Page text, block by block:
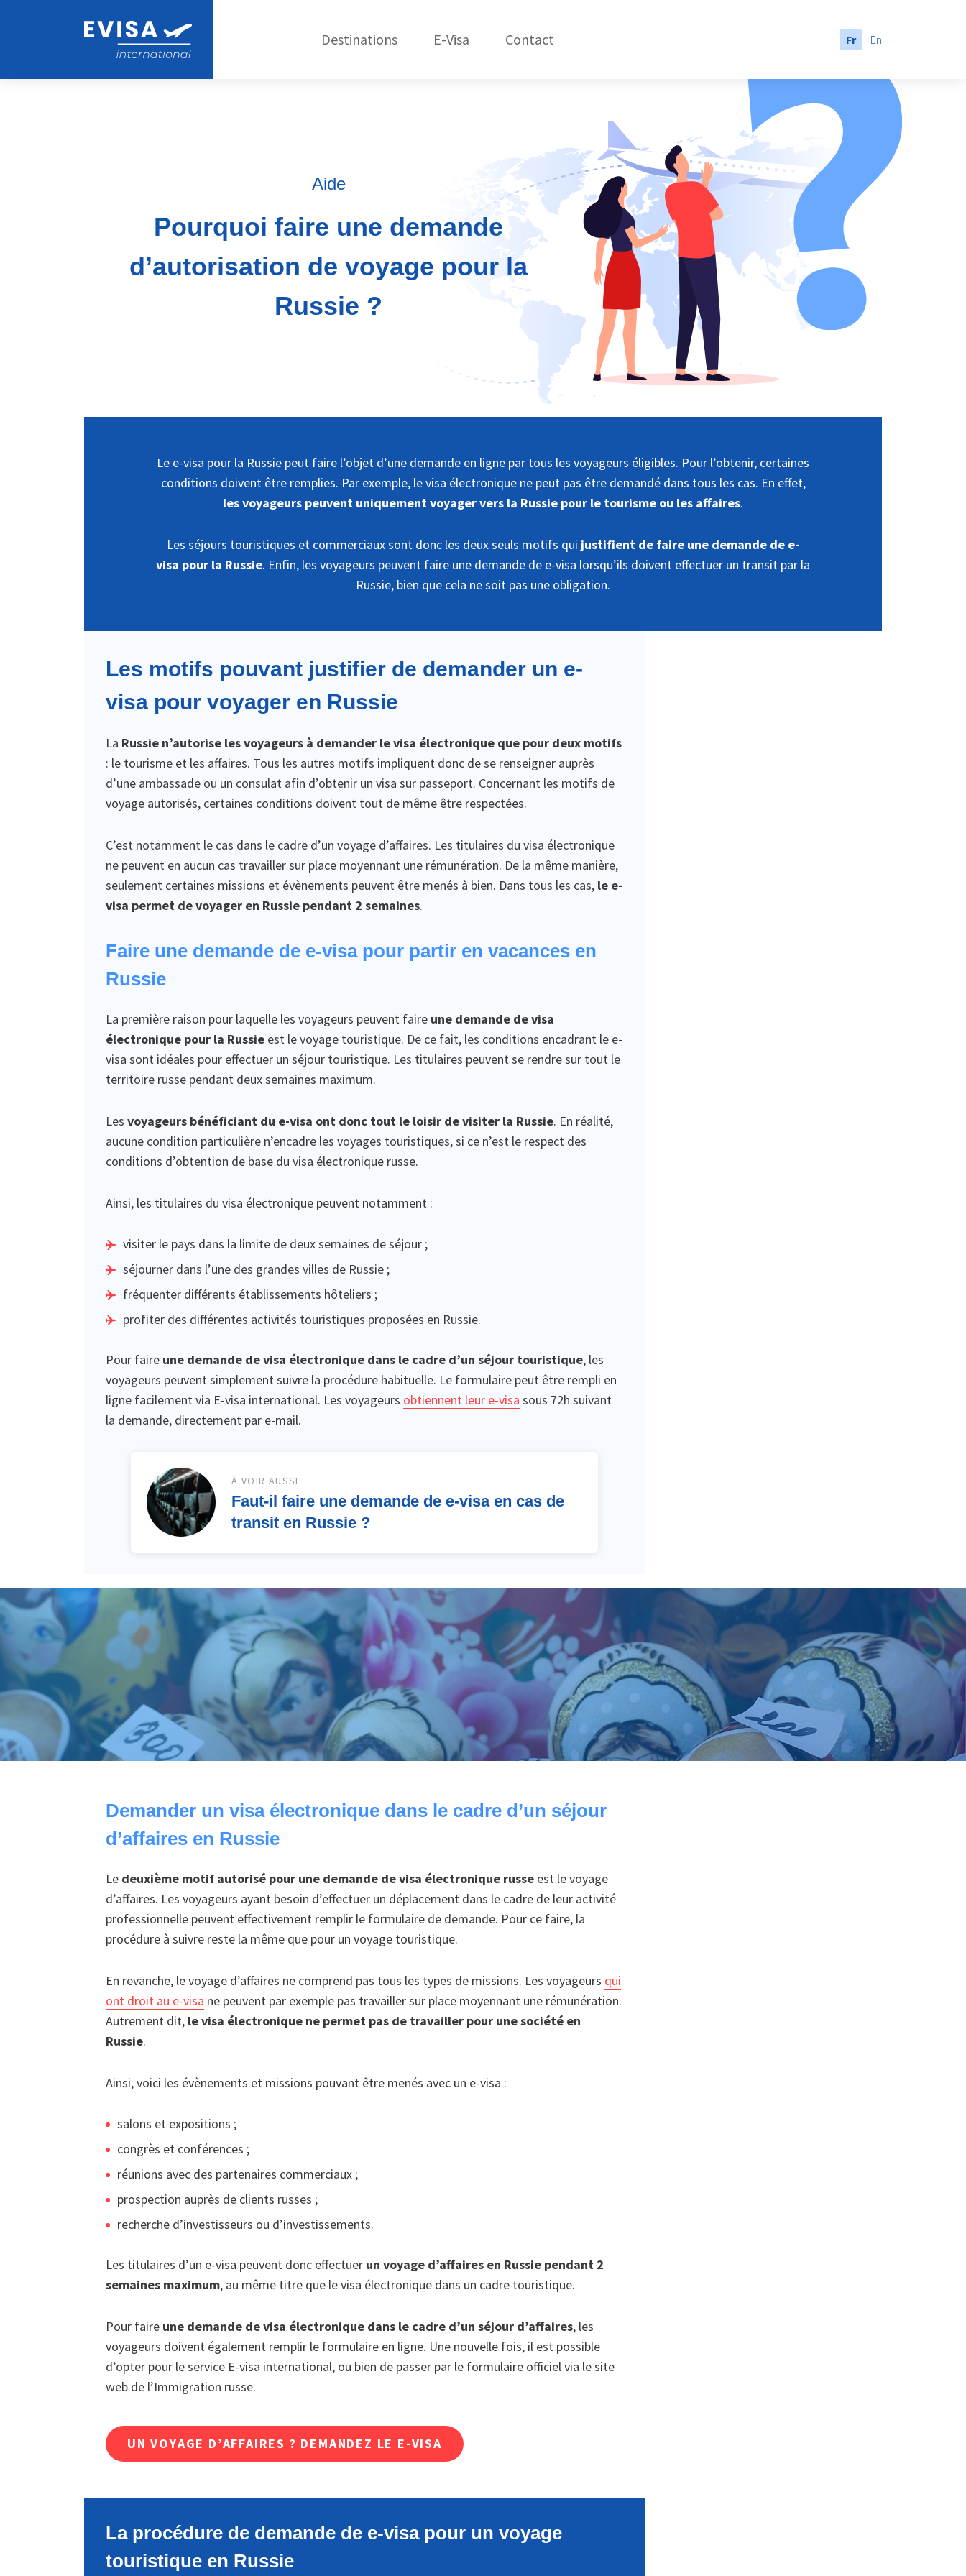
Destinations
Afrique
Océanie
Europe
République Dom.
E-Visa Contact Fr En
Aide
Pourquoi faire une demande
d’autorisation de voyage pour la
Russie ?
Le e-visa pour la Russie peut faire l’objet d’une demande en ligne par tous les voyageurs éligibles. Pour l’obtenir, certaines
conditions doivent être remplies. Par exemple, le visa électronique ne peut pas être demandé dans tous les cas. En effet,
les voyageurs peuvent uniquement voyager vers la Russie pour le tourisme ou les affaires.
Les séjours touristiques et commerciaux sont donc les deux seuls motifs qui justifient de faire une demande de e-
visa pour la Russie. Enfin, les voyageurs peuvent faire une demande de e-visa lorsqu’ils doivent effectuer un transit par la
Russie, bien que cela ne soit pas une obligation.
Les motifs pouvant justifier de demander un e-
visa pour voyager en Russie
La Russie n’autorise les voyageurs à demander le visa électronique que pour deux motifs
: le tourisme et les affaires. Tous les autres motifs impliquent donc de se renseigner auprès
d’une ambassade ou un consulat afin d’obtenir un visa sur passeport. Concernant les motifs de
voyage autorisés, certaines conditions doivent tout de même être respectées.
C’est notamment le cas dans le cadre d’un voyage d’affaires. Les titulaires du visa électronique
ne peuvent en aucun cas travailler sur place moyennant une rémunération. De la même manière,
seulement certaines missions et évènements peuvent être menés à bien. Dans tous les cas, le e-
visa permet de voyager en Russie pendant 2 semaines.
Faire une demande de e-visa pour partir en vacances en
Russie
La première raison pour laquelle les voyageurs peuvent faire une demande de visa
électronique pour la Russie est le voyage touristique. De ce fait, les conditions encadrant le e-
visa sont idéales pour effectuer un séjour touristique. Les titulaires peuvent se rendre sur tout le
territoire russe pendant deux semaines maximum.
Les voyageurs bénéficiant du e-visa ont donc tout le loisir de visiter la Russie. En réalité,
aucune condition particulière n’encadre les voyages touristiques, si ce n’est le respect des
conditions d’obtention de base du visa électronique russe.
Ainsi, les titulaires du visa électronique peuvent notamment :
visiter le pays dans la limite de deux semaines de séjour ;
séjourner dans l’une des grandes villes de Russie ;
fréquenter différents établissements hôteliers ;
profiter des différentes activités touristiques proposées en Russie.
Pour faire une demande de visa électronique dans le cadre d’un séjour touristique, les
voyageurs peuvent simplement suivre la procédure habituelle. Le formulaire peut être rempli en
ligne facilement via E-visa international. Les voyageurs obtiennent leur e-visa sous 72h suivant
la demande, directement par e-mail.
À VOIR AUSSI
Faut-il faire une demande de e-visa en cas de
transit en Russie ?
Demander un visa électronique dans le cadre d’un séjour
d’affaires en Russie
Le deuxième motif autorisé pour une demande de visa électronique russe est le voyage
d’affaires. Les voyageurs ayant besoin d’effectuer un déplacement dans le cadre de leur activité
professionnelle peuvent effectivement remplir le formulaire de demande. Pour ce faire, la
procédure à suivre reste la même que pour un voyage touristique.
En revanche, le voyage d’affaires ne comprend pas tous les types de missions. Les voyageurs qui
ont droit au e-visa ne peuvent par exemple pas travailler sur place moyennant une rémunération.
Autrement dit, le visa électronique ne permet pas de travailler pour une société en
Russie.
Ainsi, voici les évènements et missions pouvant être menés avec un e-visa :
salons et expositions ;
congrès et conférences ;
réunions avec des partenaires commerciaux ;
prospection auprès de clients russes ;
recherche d’investisseurs ou d’investissements.
Les titulaires d’un e-visa peuvent donc effectuer un voyage d’affaires en Russie pendant 2
semaines maximum, au même titre que le visa électronique dans un cadre touristique.
Pour faire une demande de visa électronique dans le cadre d’un séjour d’affaires, les
voyageurs doivent également remplir le formulaire en ligne. Une nouvelle fois, il est possible
d’opter pour le service E-visa international, ou bien de passer par le formulaire officiel via le site
web de l’Immigration russe.
UN VOYAGE D’AFFAIRES ? DEMANDEZ LE E-VISA
La procédure de demande de e-visa pour un voyage
touristique en Russie